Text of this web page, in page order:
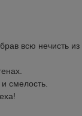
всю нечисть из
смелость.